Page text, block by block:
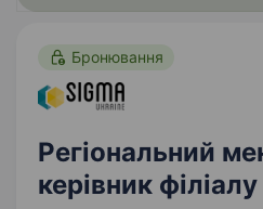
Бронювання
Регіональний
керівник філіалу